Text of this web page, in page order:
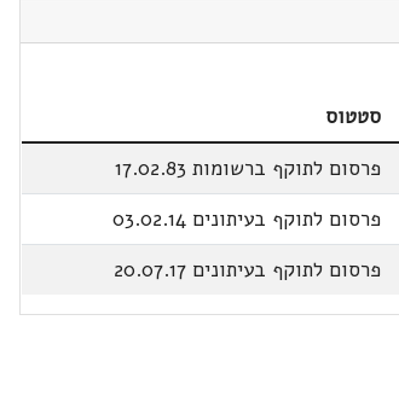
סטטוס
פרסום לתוקף ברשומות 17.02.83
פרסום לתוקף בעיתונים 03.02.14
פרסום לתוקף בעיתונים 20.07.17